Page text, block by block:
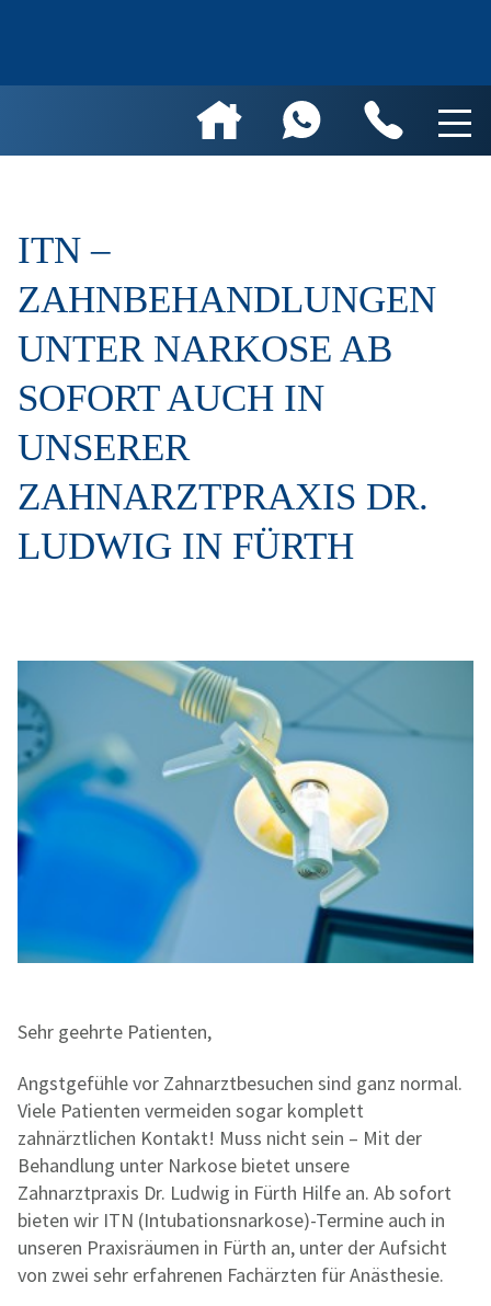
ITN –
ZAHNBEHANDLUNGEN
UNTER NARKOSE AB
SOFORT AUCH IN
UNSERER
ZAHNARZTPRAXIS DR.
LUDWIG IN FÜRTH
Sehr geehrte Patienten,
Angstgefühle vor Zahnarztbesuchen sind ganz normal.
Viele Patienten vermeiden sogar komplett
zahnärztlichen Kontakt! Muss nicht sein – Mit der
Behandlung unter Narkose bietet unsere
Zahnarztpraxis Dr. Ludwig in Fürth Hilfe an. Ab sofort
bieten wir ITN (Intubationsnarkose)-Termine auch in
unseren Praxisräumen in Fürth an, unter der Aufsicht
von zwei sehr erfahrenen Fachärzten für Anästhesie.